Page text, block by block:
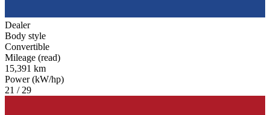
Dealer
Body style
Convertible
Mileage (read)
15,391 km
Power (kW/hp)
21 / 29